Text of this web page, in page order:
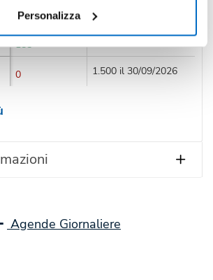
Personalizza
0 1.500 il 30/09/2026
185 1.685 il 30/09/2026
0 1.500 il 30/09/2026
Agende Giornaliere